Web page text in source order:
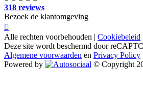
318 reviews
Bezoek de klantomgeving
Alle rechten voorbehouden | Cookiebeleid
Deze site wordt beschermd door
Algemene voorwaarden en Privacy Policy
Powered by
© Copyright